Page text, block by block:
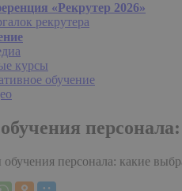
«Рекрутер 2026»
рекрутера
курсы
обучение
персонала: какие